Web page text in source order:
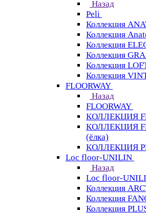
Назад
Peli
Коллекция
Коллекция
Коллекция
Коллекция
Коллекция
Коллекция
FLOORWAY
Назад
FLOORWAY
КОЛЛЕКЦИЯ
КОЛЛЕКЦИЯ
(ёлка)
КОЛЛЕКЦИЯ
Loс floor-UNILIN
Назад
Loс floor-
Коллекция
Коллекция
Коллекция